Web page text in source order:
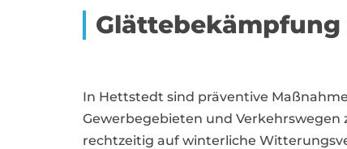
In Hettstedt sind präventive
Gewerbegebieten und
rechtzeitig auf winterliche